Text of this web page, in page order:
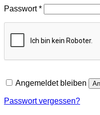
Passwort*Erforderlich
Angemeldet bleiben
Passwort vergessen?